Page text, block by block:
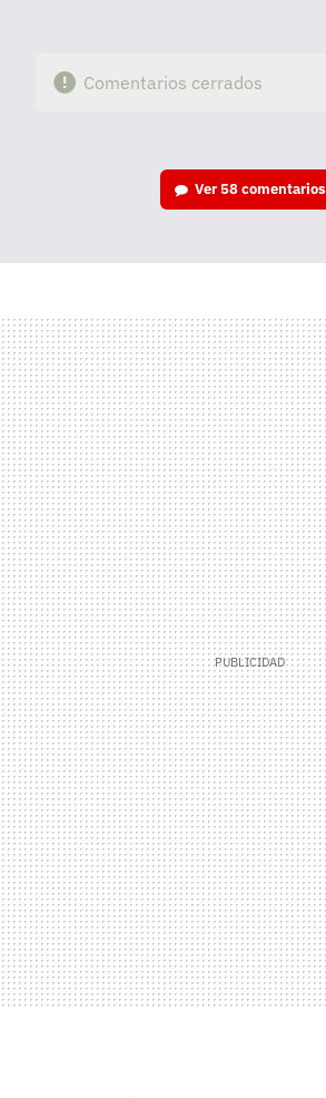
Comentarios cerrados
Ver58 comentarios